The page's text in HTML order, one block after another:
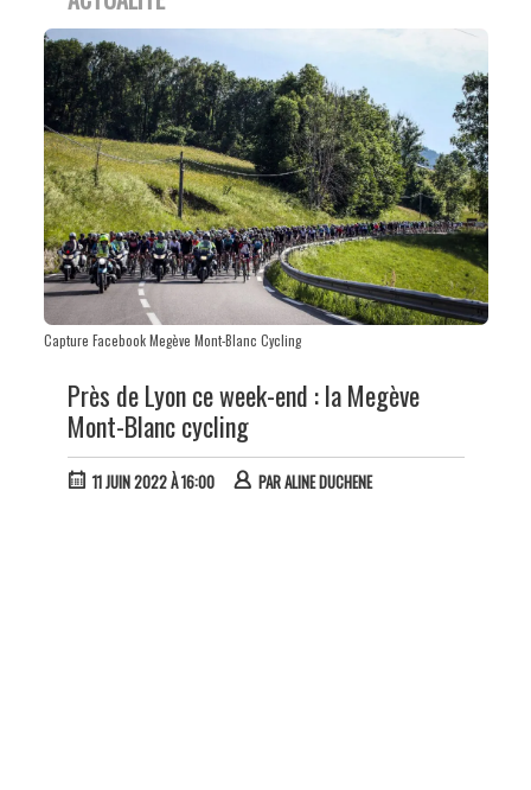
Capture Facebook Megève Mont-Blanc Cycling
Près de Lyon ce week-end : la Megève
Mont-Blanc cycling
11 JUIN 2022 À 16:00 PARALINE DUCHENE